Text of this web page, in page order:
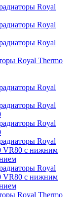
Royal
Royal
Royal
Royal Thermo
Royal
Royal
Royal
Royal
VR80 с нижним
Royal
VR80 с нижним
Royal Thermo